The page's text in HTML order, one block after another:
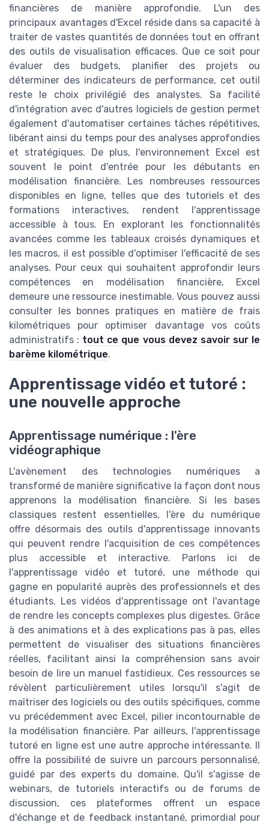
financières de manière approfondie. L'un des
principaux avantages d'Excel réside dans sa capacité à
traiter de vastes quantités de données tout en offrant
des outils de visualisation efficaces. Que ce soit pour
évaluer des budgets, planifier des projets ou
déterminer des indicateurs de performance, cet outil
reste le choix privilégié des analystes. Sa facilité
d'intégration avec d'autres logiciels de gestion permet
également d'automatiser certaines tâches répétitives,
libérant ainsi du temps pour des analyses approfondies
et stratégiques. De plus, l'environnement Excel est
souvent le point d'entrée pour les débutants en
modélisation financière. Les nombreuses ressources
disponibles en ligne, telles que des tutoriels et des
formations interactives, rendent l'apprentissage
accessible à tous. En explorant les fonctionnalités
avancées comme les tableaux croisés dynamiques et
les macros, il est possible d'optimiser l'efficacité de ses
analyses. Pour ceux qui souhaitent approfondir leurs
compétences en modélisation financière, Excel
demeure une ressource inestimable. Vous pouvez aussi
consulter les bonnes pratiques en matière de frais
kilométriques pour optimiser davantage vos coûts
administratifs : tout ce que vous devez savoir sur le
barème kilométrique.
Apprentissage vidéo et tutoré :
une nouvelle approche
Apprentissage numérique : l'ère
vidéographique
L'avènement des technologies numériques a
transformé de manière significative la façon dont nous
apprenons la modélisation financière. Si les bases
classiques restent essentielles, l'ère du numérique
offre désormais des outils d'apprentissage innovants
qui peuvent rendre l'acquisition de ces compétences
plus accessible et interactive. Parlons ici de
l'apprentissage vidéo et tutoré, une méthode qui
gagne en popularité auprès des professionnels et des
étudiants. Les vidéos d'apprentissage ont l'avantage
de rendre les concepts complexes plus digestes. Grâce
à des animations et à des explications pas à pas, elles
permettent de visualiser des situations financières
réelles, facilitant ainsi la compréhension sans avoir
besoin de lire un manuel fastidieux. Ces ressources se
révèlent particulièrement utiles lorsqu'il s'agit de
maîtriser des logiciels ou des outils spécifiques, comme
vu précédemment avec Excel, pilier incontournable de
la modélisation financière. Par ailleurs, l'apprentissage
tutoré en ligne est une autre approche intéressante. Il
offre la possibilité de suivre un parcours personnalisé,
guidé par des experts du domaine. Qu'il s'agisse de
webinars, de tutoriels interactifs ou de forums de
discussion, ces plateformes offrent un espace
d'échange et de feedback instantané, primordial pour